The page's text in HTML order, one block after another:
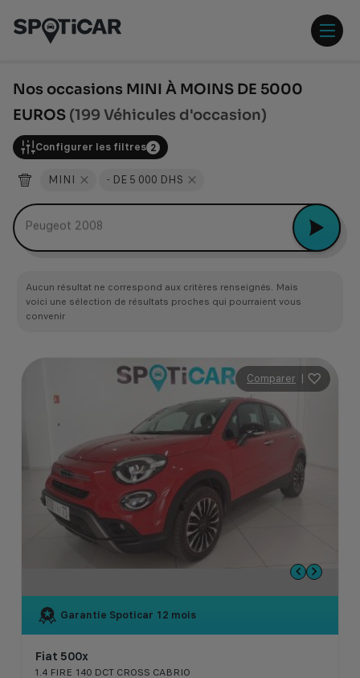
contenu
pied
Nos occasions MINI À MOINS DE 5000
EUROS (199 Véhicules d'occasion)
Configurer les filtres 2
MINI - DE 5 000 DHS
Peugeot 2008
Aucun résultat ne correspond aux critères renseignés. Mais
voici une sélection de résultats proches qui pourraient vous
convenir
Comparer |
Garantie Spoticar 12 mois
Fiat 500x
1.4 FIRE 140 DCT CROSS CABRIO